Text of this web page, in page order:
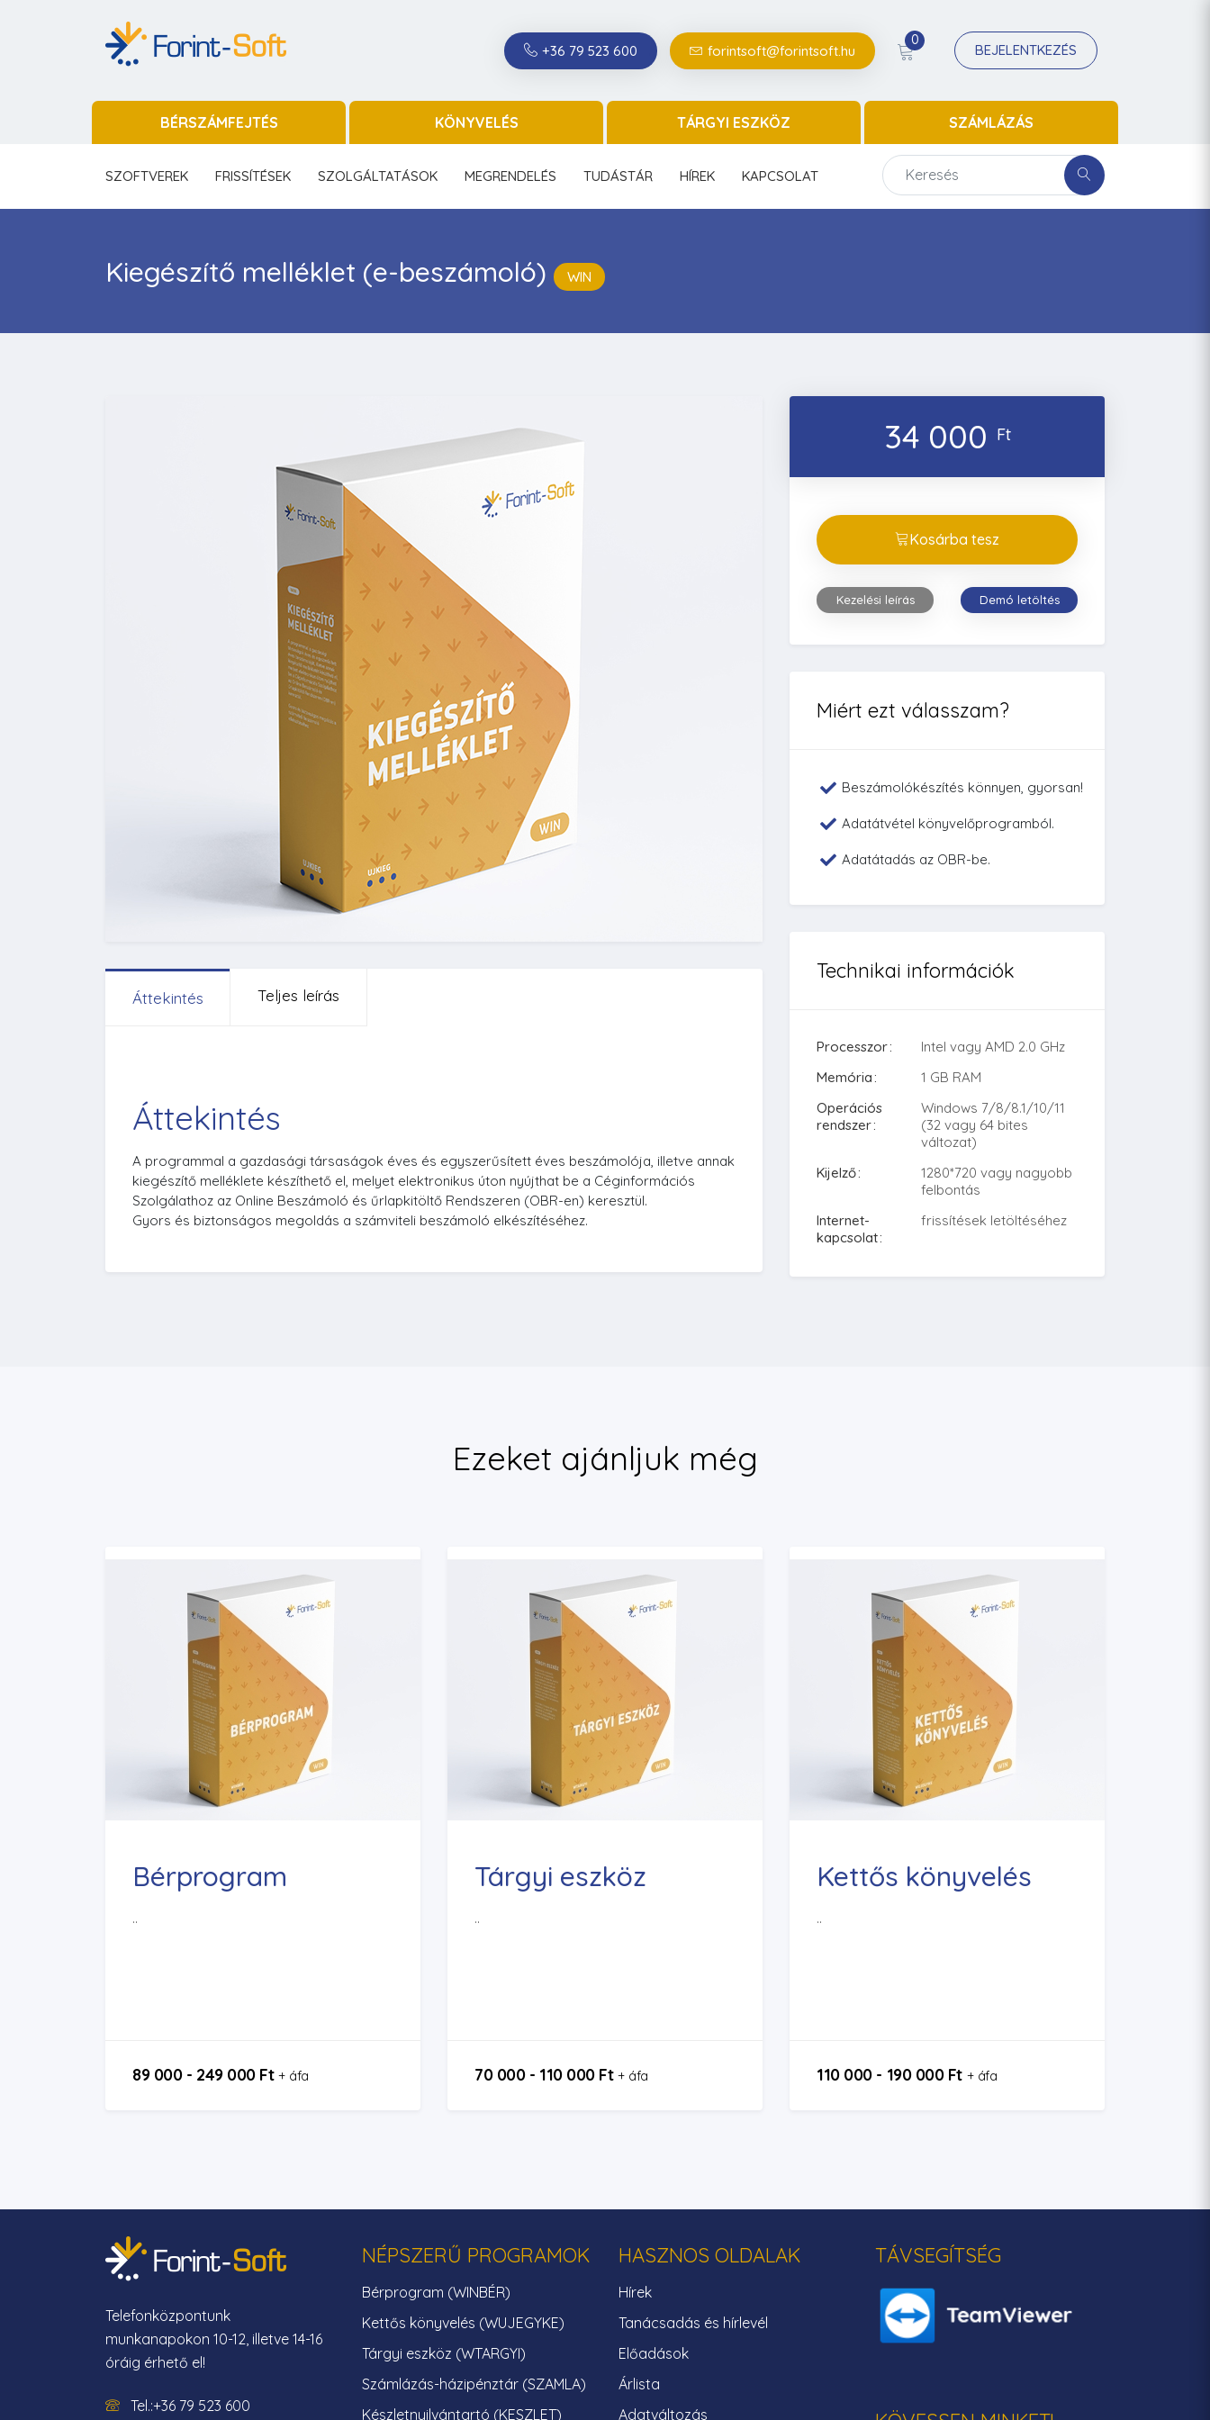
+36 79 523 600 forintsoft@forintsoft.hu
0
BEJELENTKEZÉS
BÉRSZÁMFEJTÉS KÖNYVELÉS TÁRGYI ESZKÖZ SZÁMLÁZÁS
SZOFTVEREK FRISSÍTÉSEK SZOLGÁLTATÁSOK MEGRENDELÉS TUDÁSTÁR HÍREK KAPCSOLAT
Kiegészítő melléklet (e-beszámoló) WIN
Áttekintés Teljes leírás
Áttekintés
A programmal a gazdasági társaságok éves és egyszerűsített éves beszámolója, illetve annak
kiegészítő melléklete készíthető el, melyet elektronikus úton nyújthat be a Céginformációs
Szolgálathoz az Online Beszámoló és űrlapkitöltő Rendszeren (OBR-en) keresztül.
Gyors és biztonságos megoldás a számviteli beszámoló elkészítéséhez.
34 000 Ft
Kosárba tesz
Kezelési leírás Demó letöltés
Miért ezt válasszam?
Beszámolókészítés könnyen, gyorsan!
Adatátvétel könyvelőprogramból.
Adatátadás az OBR-be.
Technikai információk
Processzor
Intel vagy AMD 2.0 GHz
Memória
1 GB RAM
Operációs
rendszer
Windows 7/8/8.1/10/11
(32 vagy 64 bites
változat)
Kijelző
1280*720 vagy nagyobb
felbontás
Internet-
kapcsolat
frissítések letöltéséhez
Ezeket ajánljuk még
Bérprogram
..
89 000 - 249 000 Ft + áfa
Tárgyi eszköz
..
70 000 - 110 000 Ft + áfa
Kettős könyvelés
..
110 000 - 190 000 Ft + áfa
Telefonközpontunk
munkanapokon 10-12, illetve 14-16
óráig érhető el!
Tel.:+36 79 523 600
NÉPSZERŰ PROGRAMOK
Bérprogram (WINBÉR)
Kettős könyvelés (WUJEGYKE)
Tárgyi eszköz (WTARGYI)
Számlázás-házipénztár (SZAMLA)
Készletnyilvántartó (KESZLET)
HASZNOS OLDALAK
Hírek
Tanácsadás és hírlevél
Előadások
Árlista
Adatváltozás
TÁVSEGÍTSÉG